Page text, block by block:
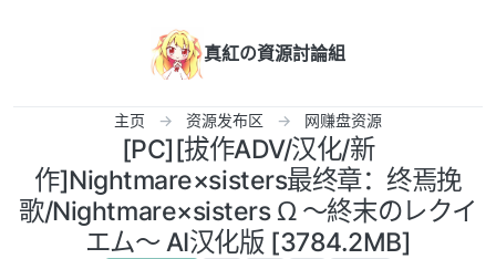
真紅の資源討論組
主页 资源发布区 网赚盘资源
[PC][拔作ADV/汉化/新
作]Nightmare×sisters最终章：终焉挽
歌/Nightmare×sisters Ω ～終末のレクイ
エム～ AI汉化版 [3784.2MB]